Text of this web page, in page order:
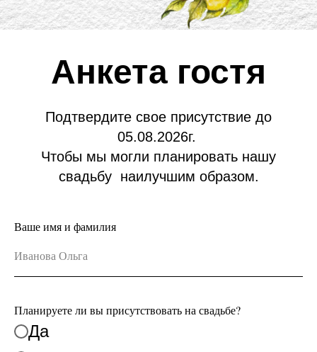
Анкета гостя
Подтвердите свое присутствие до
05.08.2026г.
Чтобы мы могли планировать нашу
свадьбу наилучшим образом.
Ваше имя и фамилия
Планируете ли вы присутствовать на свадьбе?
Да